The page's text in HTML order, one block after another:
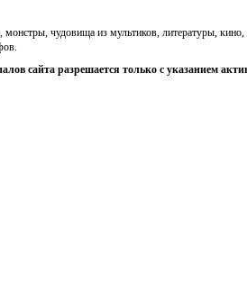
монстры, чудовища из мультиков, литературы,
сайта разрешается только с указанием